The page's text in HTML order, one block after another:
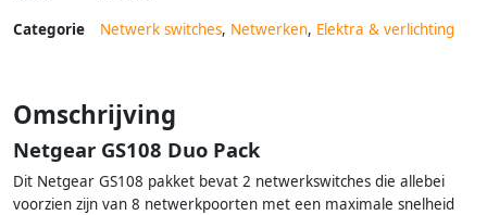
Categorie Netwerk switches, Netwerken, Elektra & verlichting
Omschrijving
Netgear GS108 Duo Pack
Dit Netgear GS108 pakket bevat 2 netwerkswitches die allebei
voorzien zijn van 8 netwerkpoorten met een maximale snelheid